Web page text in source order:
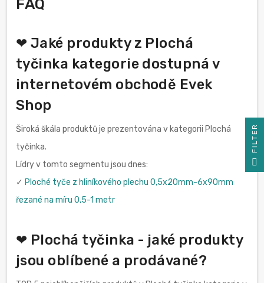
❤ Jaké produkty z Plochá
tyčinka kategorie dostupná v
internetovém obchodě Evek
Shop
Široká škála produktů je prezentována v kategorii Plochá
tyčinka.
Lídry v tomto segmentu jsou dnes:
✓ Ploché tyče z hliníkového plechu 0,5x20mm-6x90mm
řezané na míru 0,5-1 metr
❤ Plochá tyčinka - jaké produkty
jsou oblíbené a prodávané?
R